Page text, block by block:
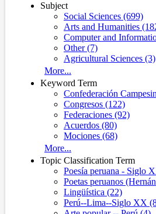
Subject
Social Sciences (699)
Arts and Humanities
Computer and
Other (7)
Agricultural Sciences (3)
More...
Keyword Term
Confederación
Congresos (122)
Federaciones (92)
Acuerdos (80)
Mociones (68)
More...
Topic Classification Term
Poesía peruana - Siglo
Poetas peruanos
Lingüística (22)
Perú--Lima--Siglo XX